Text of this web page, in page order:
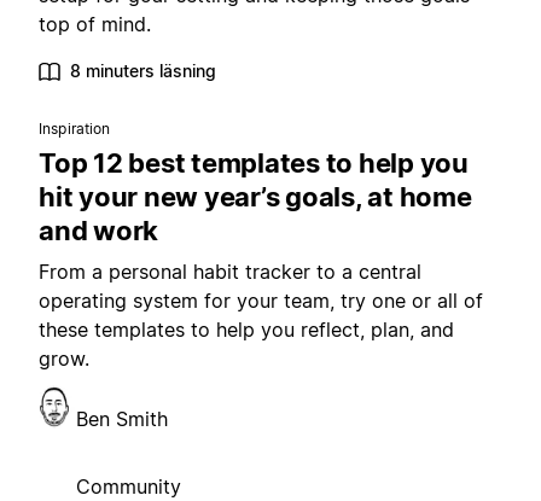
top of mind.
8 minuters läsning
Inspiration
Top 12 best templates to help you
hit your new year’s goals, at home
and work
From a personal habit tracker to a central
operating system for your team, try one or all of
these templates to help you reflect, plan, and
grow.
Ben Smith
Community